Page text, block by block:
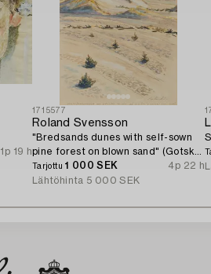
1p 19 h
1715577
Roland Svensson
"Bredsands dunes with self-sown
pine forest on blown sand" (Gotska
Sandön).
Tarjottu1 000 SEK
4p 22 h
Lähtöhinta 5 000 SEK